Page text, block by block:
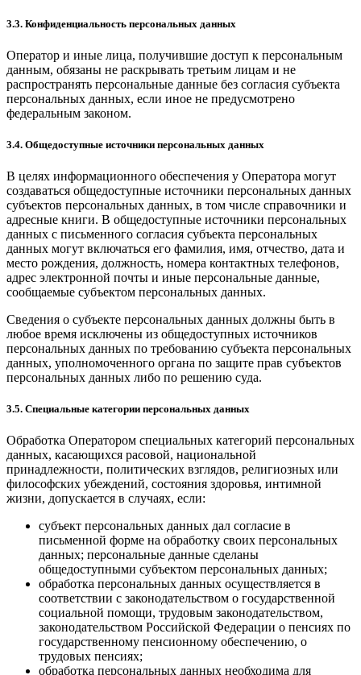
3.3. Конфиденциальность персональных данных
Оператор и иные лица, получившие доступ к персональным
данным, обязаны не раскрывать третьим лицам и не
распространять персональные данные без согласия субъекта
персональных данных, если иное не предусмотрено
федеральным законом.
3.4. Общедоступные источники персональных данных
В целях информационного обеспечения у Оператора могут
создаваться общедоступные источники персональных данных
субъектов персональных данных, в том числе справочники и
адресные книги. В общедоступные источники персональных
данных с письменного согласия субъекта персональных
данных могут включаться его фамилия, имя, отчество, дата и
место рождения, должность, номера контактных телефонов,
адрес электронной почты и иные персональные данные,
сообщаемые субъектом персональных данных.
Сведения о субъекте персональных данных должны быть в
любое время исключены из общедоступных источников
персональных данных по требованию субъекта персональных
данных, уполномоченного органа по защите прав субъектов
персональных данных либо по решению суда.
3.5. Специальные категории персональных данных
Обработка Оператором специальных категорий персональных
данных, касающихся расовой, национальной
принадлежности, политических взглядов, религиозных или
философских убеждений, состояния здоровья, интимной
жизни, допускается в случаях, если:
субъект персональных данных дал согласие в
письменной форме на обработку своих персональных
данных; персональные данные сделаны
общедоступными субъектом персональных данных;
обработка персональных данных осуществляется в
соответствии с законодательством о государственной
социальной помощи, трудовым законодательством,
законодательством Российской Федерации о пенсиях по
государственному пенсионному обеспечению, о
трудовых пенсиях;
обработка персональных данных необходима для